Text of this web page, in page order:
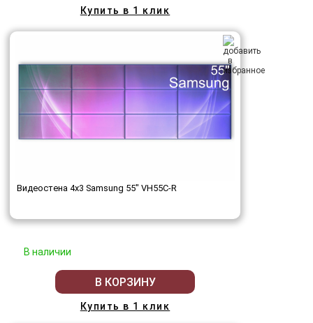
Купить в 1 клик
Видеостена 4x3 Samsung 55" VH55C-R
В наличии
В КОРЗИНУ
Купить в 1 клик